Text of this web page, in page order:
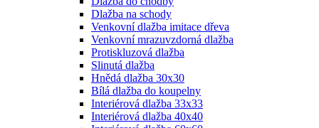
Dlažba na schody
Venkovní dlažba imitace dřeva
Venkovní mrazuvzdorná dlažba
Protiskluzová dlažba
Slinutá dlažba
Hnědá dlažba 30x30
Bílá dlažba do koupelny
Interiérová dlažba 33x33
Interiérová dlažba 40x40